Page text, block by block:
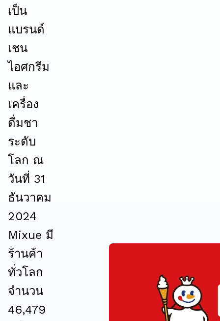
เป็น
แบรนด์
เชน
ไอศกรีม
และ
เครื่อง
ดื่มชา
ระดับ
โลก ณ
วันที่ 31
ธันวาคม
2024
Mixue มี
ร้านค้า
ทั่วโลก
จำนวน
46,479